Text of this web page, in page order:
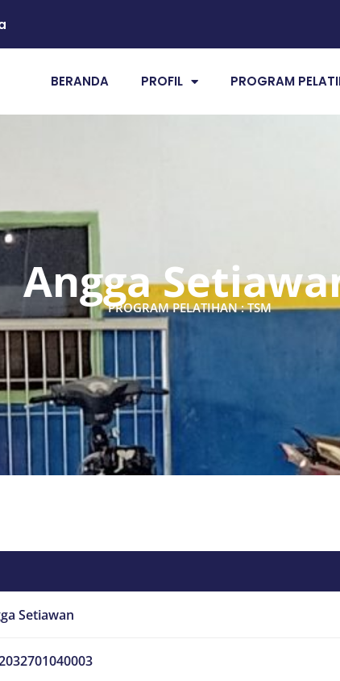
BERANDA PROFIL PROGRAM
AnggaPROGRAM PELATIHAN : TSM
Setiawan